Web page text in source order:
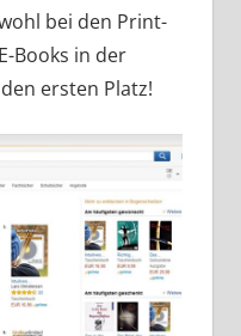
bei den Print-
Books in der
ersten Platz!